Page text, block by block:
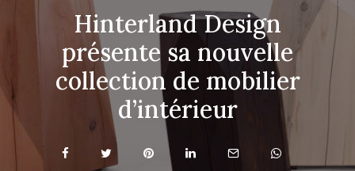
Hinterland Design
présente sa nouvelle
collection de mobilier
d’intérieur